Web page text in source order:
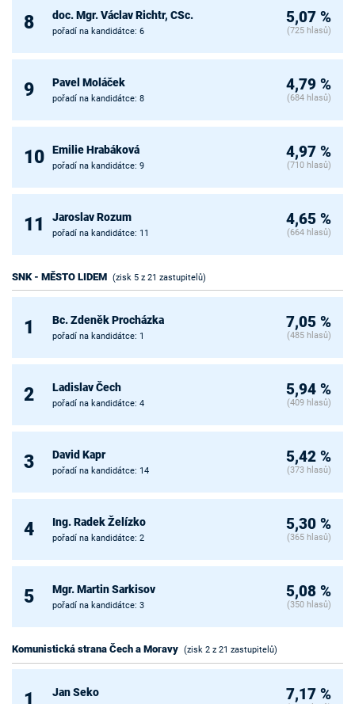
8 doc. Mgr. Václav Richtr, CSc.
pořadí na kandidátce: 6
5,07 %
(725 hlasů)
9 Pavel Moláček
pořadí na kandidátce: 8
4,79 %
(684 hlasů)
10 Emilie Hrabáková
pořadí na kandidátce: 9
4,97 %
(710 hlasů)
11 Jaroslav Rozum
pořadí na kandidátce: 11
4,65 %
(664 hlasů)
SNK - MĚSTO LIDEM (zisk 5 z 21 zastupitelů)
1 Bc. Zdeněk Procházka
pořadí na kandidátce: 1
7,05 %
(485 hlasů)
2 Ladislav Čech
pořadí na kandidátce: 4
5,94 %
(409 hlasů)
3 David Kapr
pořadí na kandidátce: 14
5,42 %
(373 hlasů)
4 Ing. Radek Želízko
pořadí na kandidátce: 2
5,30 %
(365 hlasů)
5 Mgr. Martin Sarkisov
pořadí na kandidátce: 3
5,08 %
(350 hlasů)
Komunistická strana Čech a Moravy (zisk 2 z 21 zastupitelů)
1 Jan Seko 7,17 %